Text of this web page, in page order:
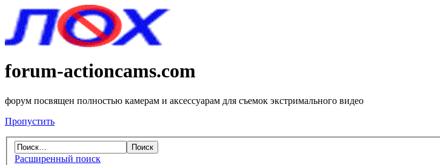
forum-actioncams.com
форум посвящен полностью камерам и аксессуарам для съемок экстримального видео
Пропустить
Расширенный поиск